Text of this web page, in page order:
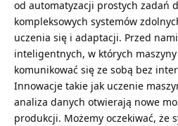
od automatyzacji prostych zadań
kompleksowych systemów
uczenia się i adaptacji. Przed
inteligentnych, w których
komunikować się ze sobą bez
Innowacje takie jak uczenie
analiza danych otwierają nowe
produkcji. Możemy oczekiwać, że